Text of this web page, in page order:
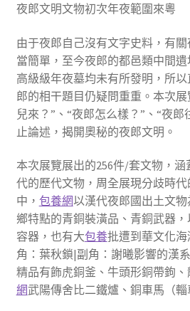
夜郎文明文物初次年夜範圍來粵
由于夜郎自己沒有文字史料，有
當簡單，至今夜郎的都邑類中間
高級級年夜墓均未有所發明，所
郎的相干題目仍疑問重重。本次
兒來？”、“夜郎怎么樣？”、“夜
止論述，揭開奧秘的夜郎文明。
本次展覽展出的256件/套文物，
代的歷代文物，周全展現分歧時
中， 包養網以漢代夜郎國出土文
鄉特點的青銅裝潢品、青銅武器
容器，也有大包養批遭到華文化
角：葉秋鎖|副角：謝曦影響的漢
精品有飾虎銅釜、牛頭形銅帶鉤、
網武陽傳舍比二鐵爐、銅車馬（輜